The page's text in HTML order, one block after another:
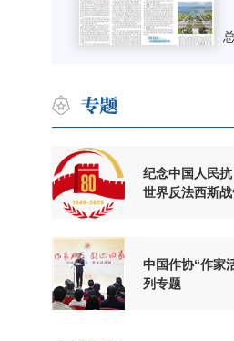
纪念中国人民
世界反法西斯
中国作协“作家
列专题